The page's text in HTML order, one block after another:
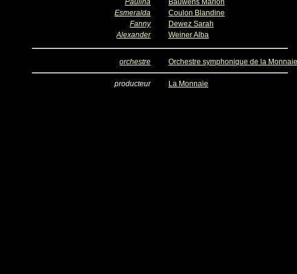
Paulina
Bauwens Marion
Esmeralda
Coulon Blandine
Fanny
Dewez Sarah
Alexander
Weiner Alba
orchestre Orchestre symphonique de la Monnaie
producteur La Monnaie